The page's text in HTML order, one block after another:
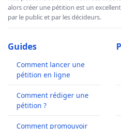
alors créer une pétition est un
par le public et par les décideurs.
Guides
Comment lancer une
pétition en ligne
Comment rédiger une
pétition ?
Comment promouvoir